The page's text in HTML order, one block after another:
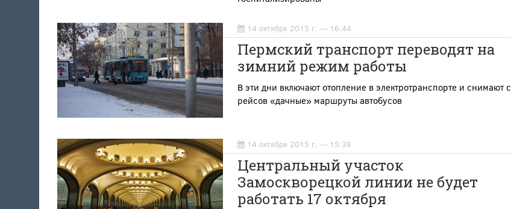
14 октября 2015 г. — 16:44
Пермский транспорт переводят на
зимний режим работы
В эти дни включают отопление в электротранспорте и снимают с
рейсов «дачные» маршруты автобусов
14 октября 2015 г. — 15:38
Центральный участок
Замоскворецкой линии не будет
работать 17 октября